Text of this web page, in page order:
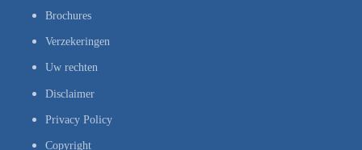
Brochures
Verzekeringen
Uw rechten
Disclaimer
Privacy Policy
Copyright